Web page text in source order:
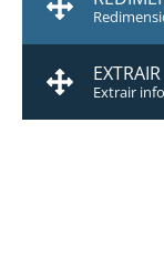
EXTRAIR
Extrair